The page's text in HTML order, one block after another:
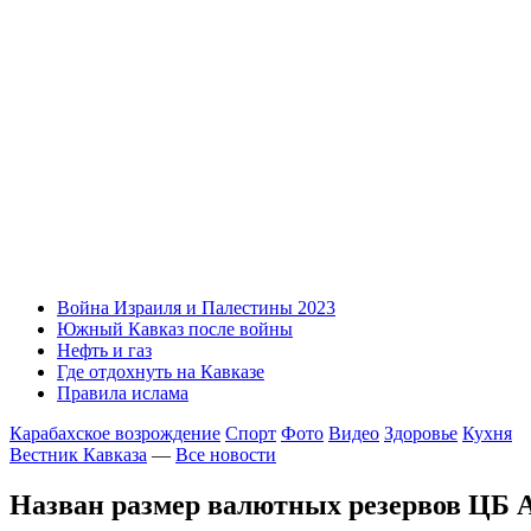
Война Израиля и Палестины 2023
Южный Кавказ после войны
Нефть и газ
Где отдохнуть на Кавказе
Правила ислама
Карабахское возрождение Спорт Фото Видео Здоровье Кухня
Вестник Кавказа — Все новости
Назван размер валютных резервов ЦБ